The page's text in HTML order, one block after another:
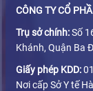
CÔNG TY CỔ
Trụ sở chính:Số
Khánh, Quận Ba
Giấy phép KDD:
Nơi cấp Sở Y tế